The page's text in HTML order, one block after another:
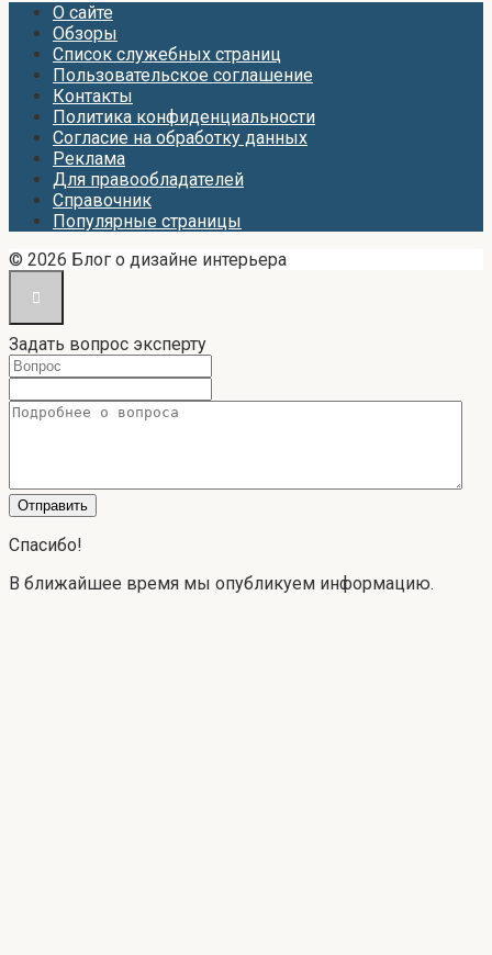
О сайте
Обзоры
Список служебных страниц
Пользовательское соглашение
Контакты
Политика конфиденциальности
Согласие на обработку данных
Реклама
Для правообладателей
Справочник
Популярные страницы
© 2026 Блог о дизайне интерьера
Задать вопрос эксперту
Спасибо!
В ближайшее время мы опубликуем информацию.